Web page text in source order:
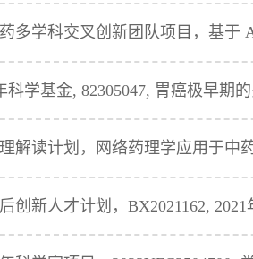
多学科交叉创新团队项目，基于
学基金, 82305047, 胃癌极早期
解读计划，网络药理学应用于中
新人才计划，BX2021162, 2021